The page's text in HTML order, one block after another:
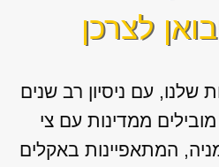
לצרכן
שלנו, עם ניסיון רב שנים
ממדינות עם צי
המתאפיינות באקלים